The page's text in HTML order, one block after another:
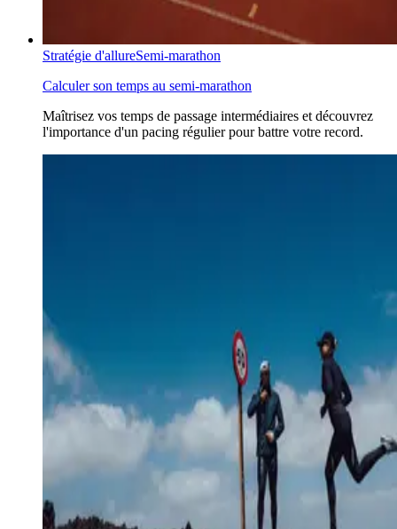
Stratégie d'allureSemi-marathon
Calculer son temps au semi-marathon
Maîtrisez vos temps de passage intermédiaires et découvrez
l'importance d'un pacing régulier pour battre votre record.